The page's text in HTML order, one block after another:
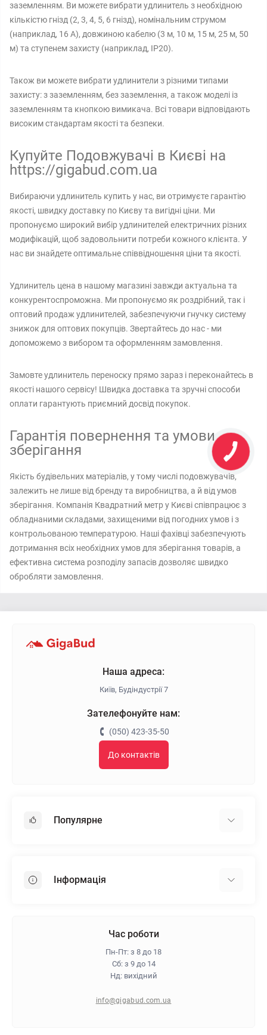
заземленням. Ви можете вибрати удлинитель з необхідною
кількістю гнізд (2, 3, 4, 5, 6 гнізд), номінальним струмом
(наприклад, 16 А), довжиною кабелю (3 м, 10 м, 15 м, 25 м, 50
м) та ступенем захисту (наприклад, IP20).
Також ви можете вибрати удлинители з різними типами
захисту: з заземленням, без заземлення, а також моделі із
заземленням та кнопкою вимикача. Всі товари відповідають
високим стандартам якості та безпеки.
Купуйте Подовжувачі в Києві на
https://gigabud.com.ua
Вибираючи удлинитель купить у нас, ви отримуєте гарантію
якості, швидку доставку по Києву та вигідні ціни. Ми
пропонуємо широкий вибір удлинителей електричних різних
модифікацій, щоб задовольнити потреби кожного клієнта. У
нас ви знайдете оптимальне співвідношення ціни та якості.
Удлинитель цена в нашому магазині завжди актуальна та
конкурентоспроможна. Ми пропонуємо як роздрібний, так і
оптовий продаж удлинителей, забезпечуючи гнучку систему
знижок для оптових покупців. Звертайтесь до нас - ми
допоможемо з вибором та оформленням замовлення.
Замовте удлинитель переноску прямо зараз і переконайтесь в
якості нашого сервісу! Швидка доставка та зручні способи
оплати гарантують приємний досвід покупок.
Гарантія повернення та умови
зберігання
Якість будівельних матеріалів, у тому числі подовжувачів,
залежить не лише від бренду та виробництва, а й від умов
зберігання. Компанія Квадратний метр у Києві співпрацює з
обладнаними складами, захищеними від погодних умов і з
контрольованою температурою. Наші фахівці забезпечують
дотримання всіх необхідних умов для зберігання товарів, а
ефективна система розподілу запасів дозволяє швидко
обробляти замовлення.
Наша адреса:
Київ, Будіндустрії 7
Зателефонуйте нам:
(050) 423-35-50
До контактів
Популярне
Пінопласт
Інформація
Гарантія та повернення
Політика конфіденційності
Час роботи
Пн-Пт: з 8 до 18
Сб: з 9 до 14
Нд: вихідний
info@gigabud.com.ua